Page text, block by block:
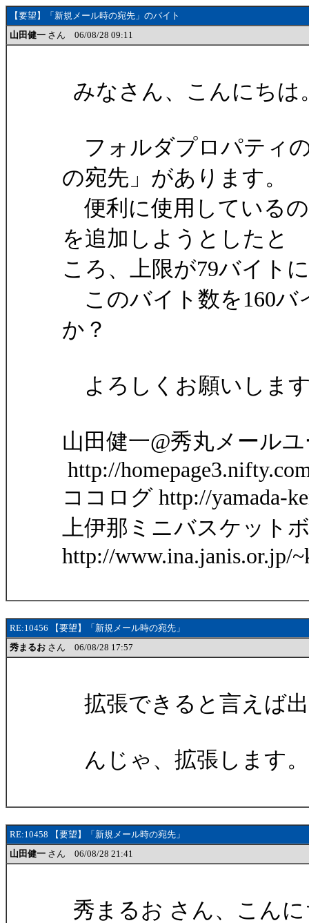
【要望】「新規メール時の宛先」のバイト
山田健一 さん 06/08/28 09:11
みなさん、こんにちは
フォルダプロパティ
の宛先」があります。
便利に使用している
を追加しようとしたと
ころ、上限が79バイト
このバイト数を160バ
か？
よろしくお願いしま
山田健一@秀丸メール
http://
ココログ http://yamada-
上伊那ミニバスケット
http://www.ina.janis.or.jp/
RE:10456 【要望】「新規メール時の宛先」
秀まるお さん 06/08/28 17:57
拡張できると言えば
んじゃ、拡張します。
RE:10458 【要望】「新規メール時の宛先」
山田健一 さん 06/08/28 21:41
秀まるお さん、こん